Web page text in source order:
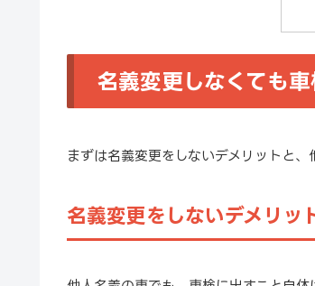
名義変更しなくても
まずは名義変更をしないデメリットと、
名義変更をしないデメリッ